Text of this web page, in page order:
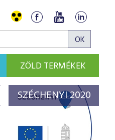
ZÖLD TERMÉKEK
SZÉCHENYI 2020